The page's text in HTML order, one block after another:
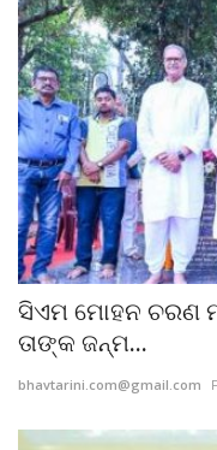
ସିଏମ ମୋହନ ଚରଣ
ତାଙ୍କ ଜନ୍ମ...
bhavtarini.com@gmail.com